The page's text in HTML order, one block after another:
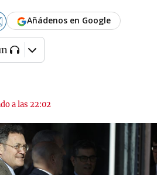
a las 22:02
Añádenos en Google